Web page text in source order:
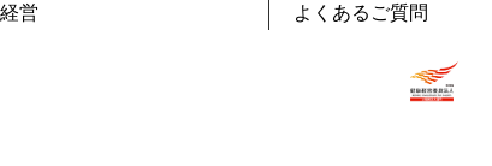
営
よくあるご質問